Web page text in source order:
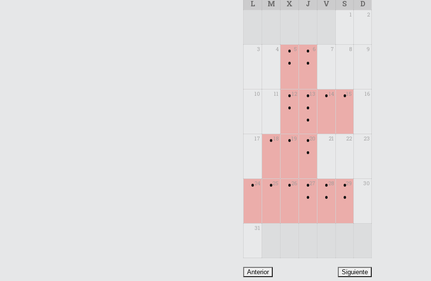
L M X J V S D
1 2
3 4 5
•
•
6
•
•
7 8 9
10 11 12
•
•
13
•
•
•
14
• 15
• 16
17 18
• 19
• 20
•
•
21 22 23
24
• 25
• 26
• 27
•
•
28
•
•
29
•
•
30
31